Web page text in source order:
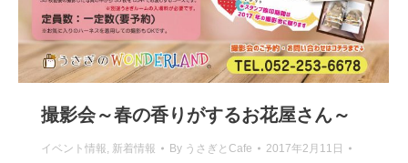
撮影会～春の香りがするお花屋さん～
イベント情報, 新着情報 By うさぎとCafe
2017年2月11日